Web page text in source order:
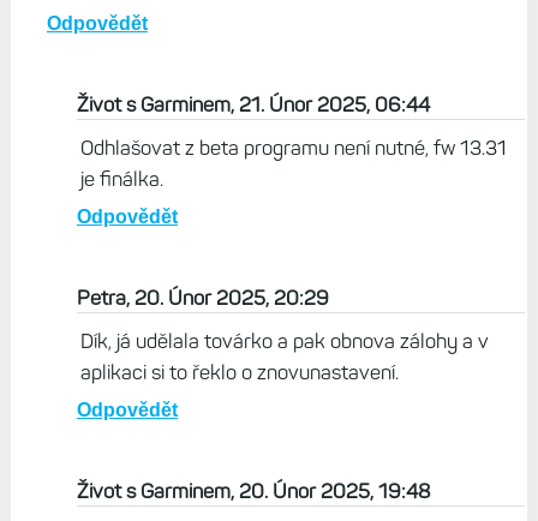
Odpovědět
Život s Garminem, 21. Únor 2025, 06:44
Odhlašovat z beta programu není nutné, fw 13.31
je finálka.
Odpovědět
Petra, 20. Únor 2025, 20:29
Dík, já udělala továrko a pak obnova zálohy a v
aplikaci si to řeklo o znovunastavení.
Odpovědět
Život s Garminem, 20. Únor 2025, 19:48